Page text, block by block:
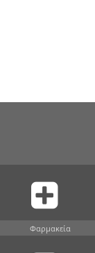
Φαρμακεία